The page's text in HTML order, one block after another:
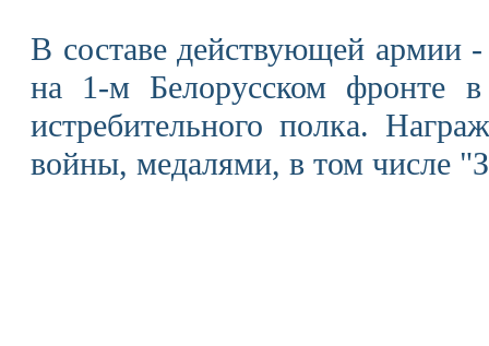
В составе действующей армии
на 1-м Белорусском фронте в
истребительного полка.
войны, медалями, в том числе